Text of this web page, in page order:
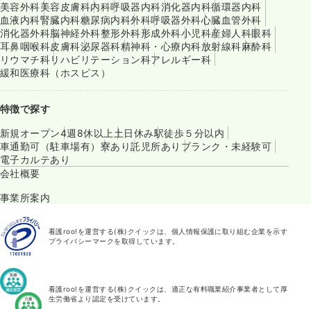
美容外科美容皮膚科内科呼吸器内科消化器内科循環器内科
血液内科腎臓内科糖尿病内科外科呼吸器外科心臓血管外科
消化器外科脳神経外科整形外科形成外科小児科産婦人科眼科
耳鼻咽喉科皮膚科泌尿器科精神科・心療内科放射線科麻酔科
リウマチ科リハビリテーション科アレルギー科
緩和医療科（ホスピス）
特徴で探す
新規オープン4週8休以上 土日休み駅徒歩５分以内
車通勤可（駐車場有） 寮あり託児所あり ブランク・未経験可
電子カルテあり
会社概要
事業所案内
看護roo!を運営する(株)クイックは、個人情報保護に取り組む企業を示す
プライバシーマークを取得しています。
看護roo!を運営する(株)クイックは、適正な有料職業紹介事業者として厚
生労働省より認定を受けています。